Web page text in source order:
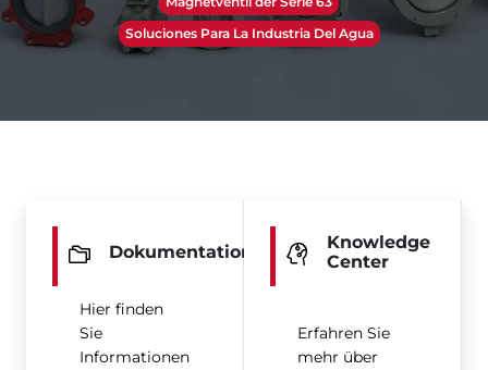
Soluciones Para La Industria Del Agua
Dokumentation
Hier finden
Sie
Informationen
Knowledge
Center
Erfahren Sie
mehr über